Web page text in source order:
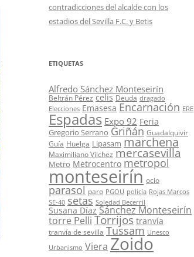
contradicciones del alcalde con los
estadios del Sevilla F.C. y Betis
ETIQUETAS
Alfredo Sánchez Monteseirín
Beltrán Pérez celis Deuda dragado
Elecciones Emasesa Encarnación ERE
Espadas Expo 92 Feria
Gregorio Serrano Griñán Guadalquivir
Guía Huelga Lipasam marchena
Maximiliano Vílchez mercasevilla
Metro Metrocentro metropol
monteseirín ocio
parasol paro PGOU policía Rojas Marcos
SE-40 setas Soledad Becerril
Susana Díaz Sánchez Monteseirín
torre Pelli Torrijos tranvía
tranvía de sevilla Tussam Unesco
Urbanismo Viera Zoido